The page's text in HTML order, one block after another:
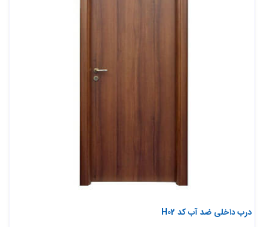
درب داخلی ضد آب کد H02